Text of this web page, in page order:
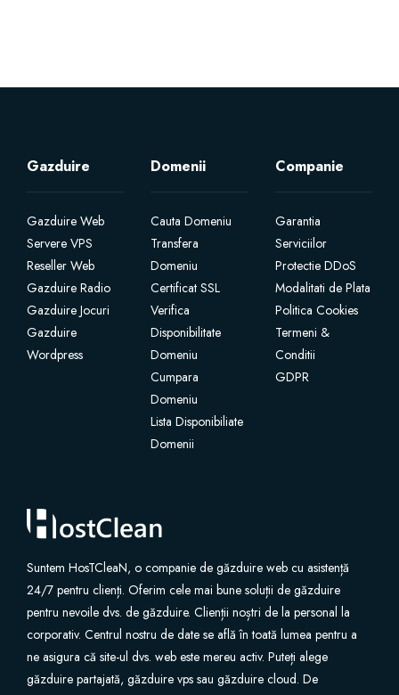
Protecție site
SEO Tools
Site Builder
Înregistrare domeniu nou
Transfer domenii
Gazduire
Gazduire Web
Servere VPS
Reseller Web
Gazduire Radio
Gazduire Jocuri
Gazduire
Wordpress
Domenii
Cauta Domeniu
Transfera
Domeniu
Certificat SSL
Verifica
Disponibilitate
Domeniu
Cumpara
Domeniu
Lista Disponibiliate
Domenii
Companie
Garantia
Serviciilor
Protectie DDoS
Modalitati de Plata
Politica Cookies
Termeni &
Conditii
GDPR
Suntem HosTCleaN, o companie de găzduire web cu asistență
24/7 pentru clienți. Oferim cele mai bune soluții de găzduire
pentru nevoile dvs. de găzduire. Clienții noștri de la personal la
corporativ. Centrul nostru de date se află în toată lumea pentru a
ne asigura că site-ul dvs. web este mereu activ. Puteți alege
găzduire partajată, găzduire vps sau găzduire cloud. De